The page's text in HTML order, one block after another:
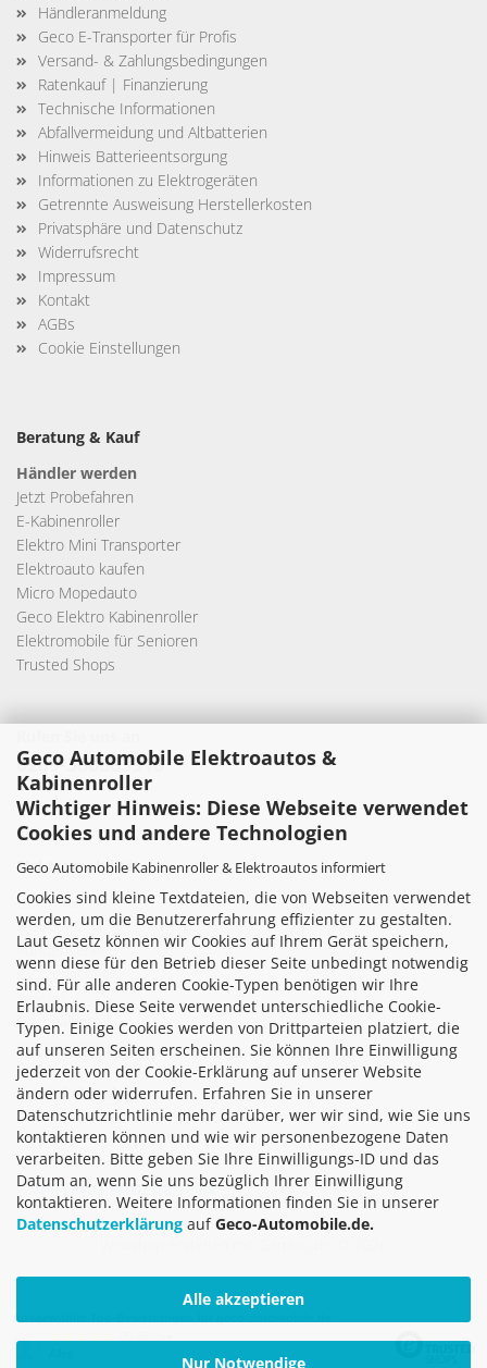
Geco Automobile Elektroautos &
Kabinenroller
Wichtiger Hinweis: Diese Webseite verwendet
Cookies und andere Technologien
Geco Automobile Kabinenroller & Elektroautos informiert
Cookies sind kleine Textdateien, die von Webseiten verwendet
werden, um die Benutzererfahrung effizienter zu gestalten.
Laut Gesetz können wir Cookies auf Ihrem Gerät speichern,
wenn diese für den Betrieb dieser Seite unbedingt notwendig
sind. Für alle anderen Cookie-Typen benötigen wir Ihre
Erlaubnis. Diese Seite verwendet unterschiedliche Cookie-
Typen. Einige Cookies werden von Drittparteien platziert, die
auf unseren Seiten erscheinen. Sie können Ihre Einwilligung
jederzeit von der Cookie-Erklärung auf unserer Website
ändern oder widerrufen. Erfahren Sie in unserer
Datenschutzrichtlinie mehr darüber, wer wir sind, wie Sie uns
kontaktieren können und wie wir personenbezogene Daten
verarbeiten. Bitte geben Sie Ihre Einwilligungs-ID und das
Datum an, wenn Sie uns bezüglich Ihrer Einwilligung
kontaktieren. Weitere Informationen finden Sie in unserer
Datenschutzerklärung aufGeco-Automobile.de.
Alle akzeptieren
Nur Notwendige
Händleranmeldung
Geco E-Transporter für Profis
Versand- & Zahlungsbedingungen
Ratenkauf | Finanzierung
Technische Informationen
Abfallvermeidung und Altbatterien
Hinweis Batterieentsorgung
Informationen zu Elektrogeräten
Getrennte Ausweisung Herstellerkosten
Privatsphäre und Datenschutz
Widerrufsrecht
Impressum
Kontakt
AGBs
Cookie Einstellungen
Beratung & Kauf
Händler werden
Jetzt Probefahren
E-Kabinenroller
Elektro Mini Transporter
Elektroauto kaufen
Micro Mopedauto
Geco Elektro Kabinenroller
Elektromobile für Senioren
Trusted Shops
0209-380683916
Elektromobilität
Über uns
Facebook
Kundenservice
Fahrzeugcheck
Leasing
Nachhaltigkeit
Impressionen
Partner
Produktkatalog
VERTRAG WIDERRUFEN
Ausgewählte Top-Bewertungen für geco-automobile.de